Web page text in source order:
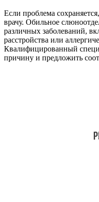
Если проблема
врачу. Обильное
различных заболеваний,
расстройства или
Квалифицированный
причину и предложить